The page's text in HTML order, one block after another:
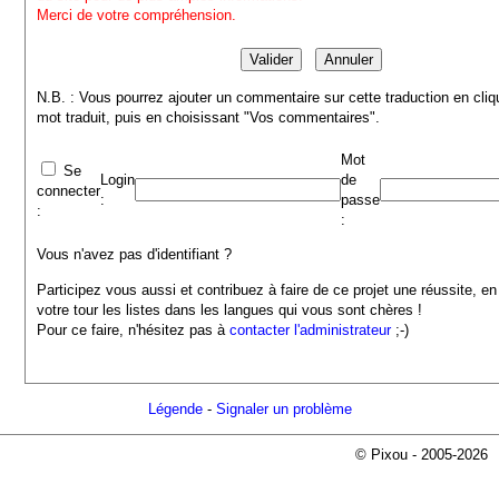
Merci de votre compréhension.
N.B. : Vous pourrez ajouter un commentaire sur cette traduction en
mot traduit, puis en choisissant "Vos commentaires".
Se
connecter
:
Login
:
Mot
de
passe
:
Vous n'avez pas d'identifiant ?
Participez vous aussi et contribuez à faire de ce projet une réussite,
votre tour les listes dans les langues qui vous sont chères !
Pour ce faire, n'hésitez pas àcontacter l'administrateur;-)
Légende- Signaler un problème
© Pixou - 2005-2026